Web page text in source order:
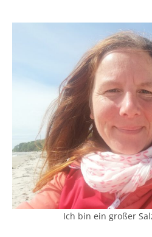
Ich bin ein großer